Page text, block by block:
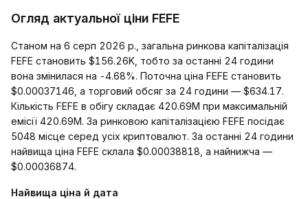
Огляд актуальної ціни FEFE
Станом на 6 серп 2026 р., загальна ринкова капіталізація
FEFE становить $156.26K, тобто за останні 24 години
вона змінилася на -4.68%. Поточна ціна FEFE становить
$0.00037146, а торговий обсяг за 24 години — $634.17.
Кількість FEFE в обігу складає 420.69M при максимальній
емісії 420.69M. За ринковою капіталізацією FEFE посідає
5048 місце серед усіх криптовалют. За останні 24 години
найвища ціна FEFE склала $0.00038818, а найнижча —
$0.00036874.
Найвища ціна й дата